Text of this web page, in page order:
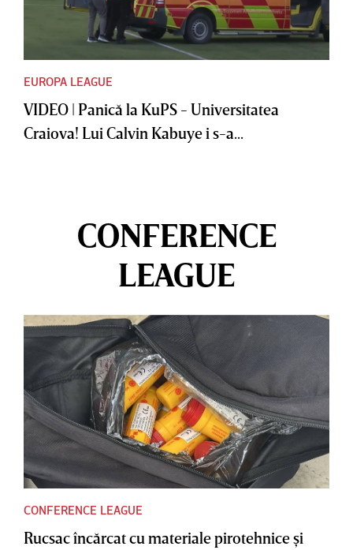
EUROPA LEAGUE
VIDEO | Panică la KuPS - Universitatea
Craiova! Lui Calvin Kabuye i s-a...
CONFERENCE
LEAGUE
CONFERENCE LEAGUE
Rucsac încărcat cu materiale pirotehnice şi